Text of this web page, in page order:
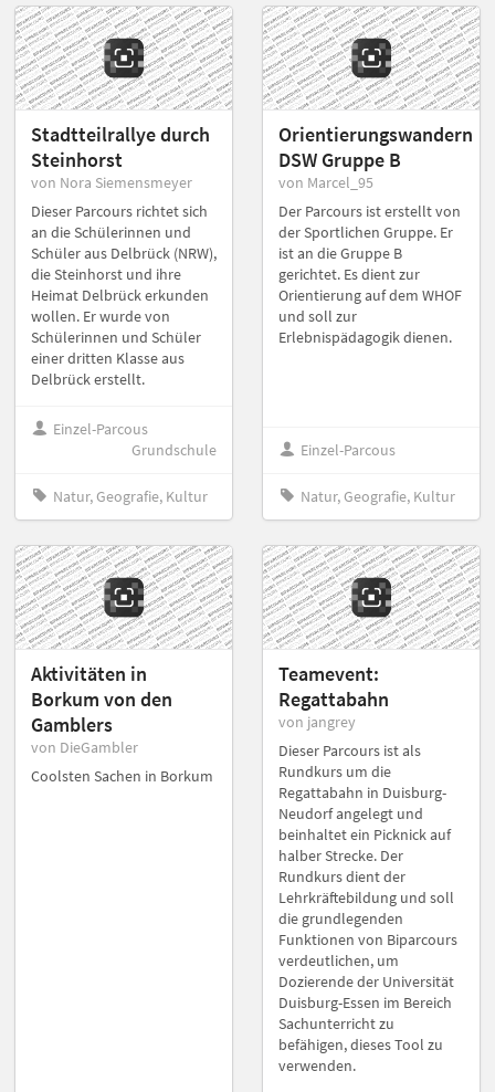
Stadtteilrallye durch
Steinhorst
von Nora Siemensmeyer
Dieser Parcours richtet sich
an die Schülerinnen und
Schüler aus Delbrück (NRW),
die Steinhorst und ihre
Heimat Delbrück erkunden
wollen. Er wurde von
Schülerinnen und Schüler
einer dritten Klasse aus
Delbrück erstellt.
Einzel-Parcous
Grundschule
Natur, Geografie, Kultur
Orientierungswandern
DSW Gruppe B
von Marcel_95
Der Parcours ist erstellt von
der Sportlichen Gruppe. Er
ist an die Gruppe B
gerichtet. Es dient zur
Orientierung auf dem WHOF
und soll zur
Erlebnispädagogik dienen.
Einzel-Parcous
Natur, Geografie, Kultur
Aktivitäten in
Borkum von den
Gamblers
von DieGambler
Coolsten Sachen in Borkum
Teamevent:
Regattabahn
von jangrey
Dieser Parcours ist als
Rundkurs um die
Regattabahn in Duisburg-
Neudorf angelegt und
beinhaltet ein Picknick auf
halber Strecke. Der
Rundkurs dient der
Lehrkräftebildung und soll
die grundlegenden
Funktionen von Biparcours
verdeutlichen, um
Dozierende der Universität
Duisburg-Essen im Bereich
Sachunterricht zu
befähigen, dieses Tool zu
verwenden.